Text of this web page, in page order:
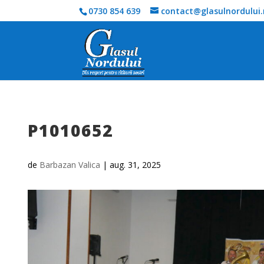
0730 854 639
P1010652
de Barbazan Valica |aug. 31, 2025